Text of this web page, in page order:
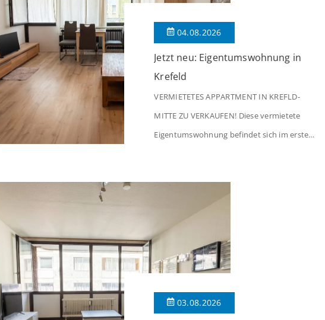
04.08.2026
Jetzt neu: Eigentumswohnung in
Krefeld
VERMIETETES APPARTMENT IN KREFLD-
MITTE ZU VERKAUFEN! Diese vermietete
Eigentumswohnung befindet sich im ersten
über 34 m² Wohnfläche., welche sich wie
folgt aufteilen: Beim Betreten der Wohnung
befinden Sie sich in einer praktischen Diele,
welche ausreichend Platz für eine […]
03.08.2026